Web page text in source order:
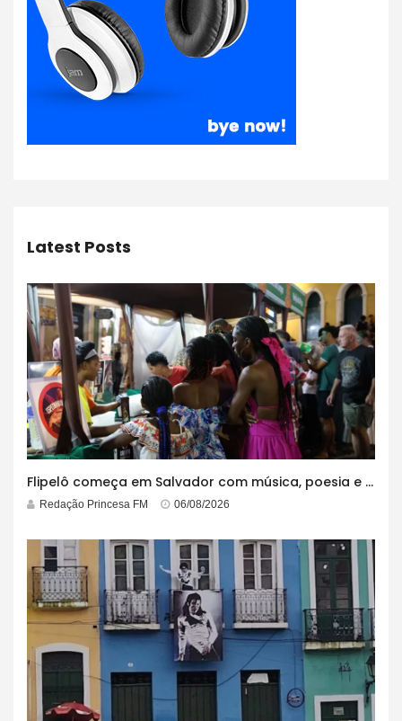
Latest Posts
Flipelô começa em Salvador com música, poesia e grande participação
Redação Princesa FM 06/08/2026